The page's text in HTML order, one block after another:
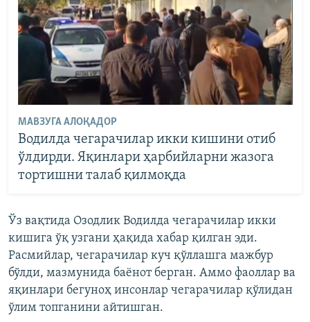
МАВЗУГА АЛОҚАДОР
Водилда чегарачилар икки кишини отиб
ўлдирди. Яқинлари ҳарбийларни жазога
тортишни талаб қилмоқда
Ўз вақтида Озодлик Водилда чегарачилар икки
кишига ўқ узгани ҳақида хабар қилган эди.
Расмийлар, чегарачилар куч қўллашга мажбур
бўлди, мазмунида баёнот берган. Аммо фаоллар ва
яқинлари бегуноҳ инсонлар чегарачилар қўлидан
ўлим топганини айтишган.